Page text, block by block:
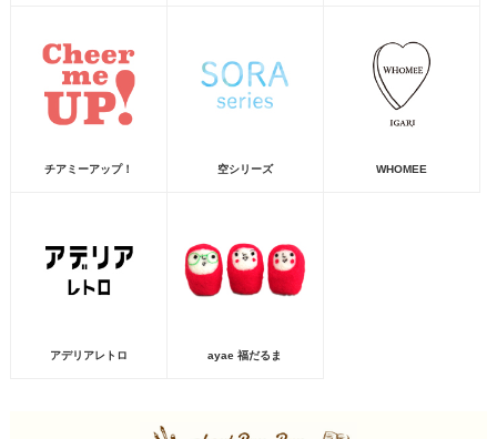
チアミーアップ！ 空シリーズ WHOMEE
アデリアレトロ ayae 福だるま